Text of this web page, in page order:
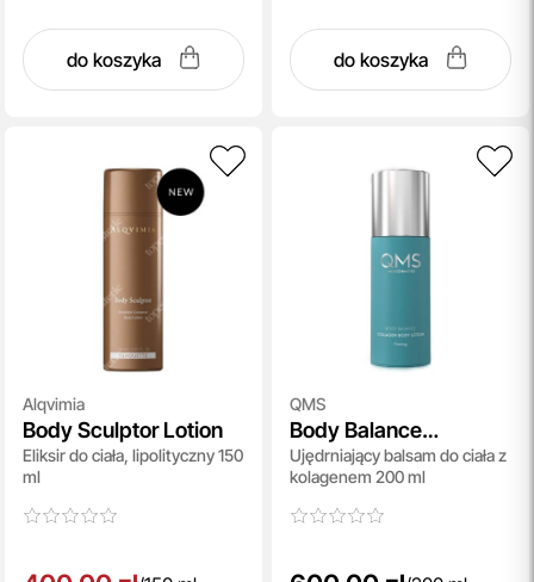
do koszyka do koszyka
Alqvimia
Body Sculptor Lotion
Eliksir do ciała, lipolityczny 150
ml
QMS
Body Balance
Collagen Body Lotion
Ujędrniający balsam do ciała z
kolagenem 200 ml